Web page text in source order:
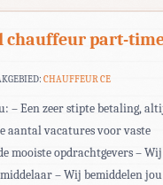
chauffeur part-
CHAUFFEUR CE
– Een zeer stipte betaling,
aantal vacatures voor vaste
mooiste opdrachtgevers – Wij
– Wij bemiddelen jou